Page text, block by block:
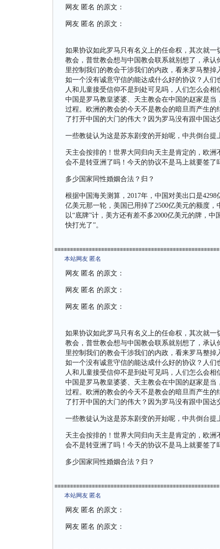
网友 匿名 的原文：
网友 匿名 的原文：
如果协议如此罗马只有名义上的任命权，其次就
教会，普世教会想与中国教会联系就别想了，承
里控制我们的教会干涉我们的内政，看来罗马整掉
如一个没有诚意守信的能达成什么好的协议？人
人和儿童接受信仰不是到处可见吗，人们怎么会相
中国是罗马教皇婆婆、天主教会在中国的赵家是
过程。欧洲的教会的今天不是教会的暗旦而产生
了打开中国的大门的伟大？因为罗马没有跟中国达
一些教徒认为这是苏东剧变的开始呢，中共倒台提
天主会按排的！世界大同归向天主是肯定的，欧
会不是转亚洲了吗！今天的协议不是马上就要签了
多少国家同性婚姻合法？归？
根据中国海关测算，2017年，中国对美出口是
亿美元那一轮，美国已用掉了2500亿美元的额度，
以“底牌”计，美方还有差不多2000亿美元的牌，
快打光了”。
本站网友 匿名
网友 匿名 的原文：
网友 匿名 的原文：
网友 匿名 的原文：
如果协议如此罗马只有名义上的任命权，其次就
教会，普世教会想与中国教会联系就别想了，承
里控制我们的教会干涉我们的内政，看来罗马整掉
如一个没有诚意守信的能达成什么好的协议？人
人和儿童接受信仰不是到处可见吗，人们怎么会相
中国是罗马教皇婆婆、天主教会在中国的赵家是
过程。欧洲的教会的今天不是教会的暗旦而产生
了打开中国的大门的伟大？因为罗马没有跟中国达
一些教徒认为这是苏东剧变的开始呢，中共倒台提
天主会按排的！世界大同归向天主是肯定的，欧
会不是转亚洲了吗！今天的协议不是马上就要签了
多少国家同性婚姻合法？归？
本站网友 匿名
网友 匿名 的原文：
网友 匿名 的原文：